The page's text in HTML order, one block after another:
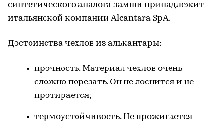
синтетического аналога замши принадлежит
итальянской компании Alcantara SpA.
Достоинства чехлов из алькантары:
прочность. Материал чехлов очень
сложно порезать. Он не лоснится и не
протирается;
термоустойчивость. Не прожигается